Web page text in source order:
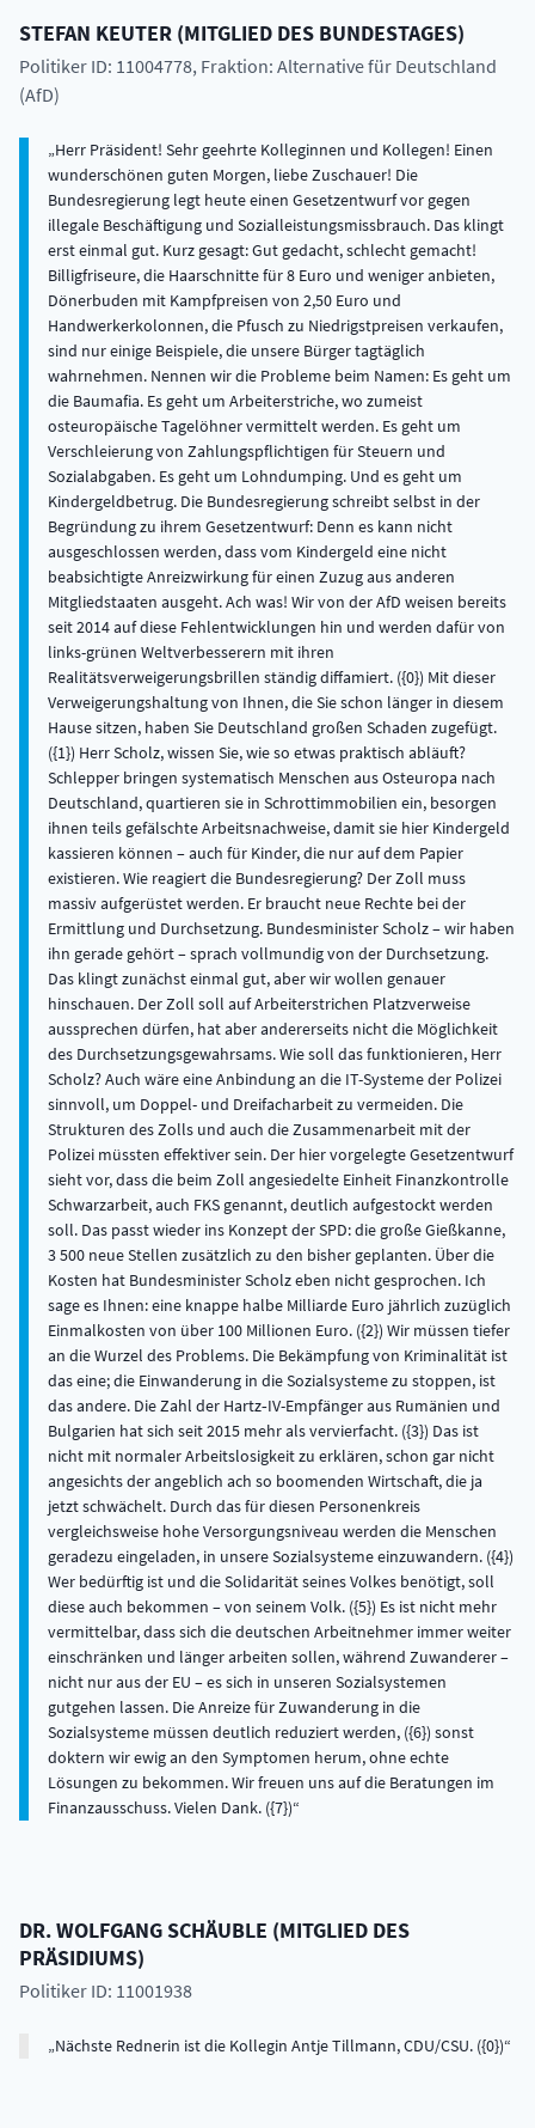
STEFAN KEUTER (MITGLIED DES BUNDESTAGES)
Politiker ID: 11004778, Fraktion: Alternative für Deutschland
(AfD)
Herr Präsident! Sehr geehrte Kolleginnen und Kollegen! Einen
wunderschönen guten Morgen, liebe Zuschauer! Die
Bundesregierung legt heute einen Gesetzentwurf vor gegen
illegale Beschäftigung und Sozialleistungsmissbrauch. Das klingt
erst einmal gut. Kurz gesagt: Gut gedacht, schlecht gemacht!
Billigfriseure, die Haarschnitte für 8 Euro und weniger anbieten,
Dönerbuden mit Kampfpreisen von 2,50 Euro und
Handwerkerkolonnen, die Pfusch zu Niedrigstpreisen verkaufen,
sind nur einige Beispiele, die unsere Bürger tagtäglich
wahrnehmen. Nennen wir die Probleme beim Namen: Es geht um
die Baumafia. Es geht um Arbeiterstriche, wo zumeist
osteuropäische Tagelöhner vermittelt werden. Es geht um
Verschleierung von Zahlungspflichtigen für Steuern und
Sozialabgaben. Es geht um Lohndumping. Und es geht um
Kindergeldbetrug. Die Bundesregierung schreibt selbst in der
Begründung zu ihrem Gesetzentwurf: Denn es kann nicht
ausgeschlossen werden, dass vom Kindergeld eine nicht
beabsichtigte Anreizwirkung für einen Zuzug aus anderen
Mitgliedstaaten ausgeht. Ach was! Wir von der AfD weisen bereits
seit 2014 auf diese Fehlentwicklungen hin und werden dafür von
links-grünen Weltverbesserern mit ihren
Realitätsverweigerungsbrillen ständig diffamiert. ({0}) Mit dieser
Verweigerungshaltung von Ihnen, die Sie schon länger in diesem
Hause sitzen, haben Sie Deutschland großen Schaden zugefügt.
({1}) Herr Scholz, wissen Sie, wie so etwas praktisch abläuft?
Schlepper bringen systematisch Menschen aus Osteuropa nach
Deutschland, quartieren sie in Schrott­immobilien ein, besorgen
ihnen teils gefälschte Arbeitsnachweise, damit sie hier Kindergeld
kassieren können – auch für Kinder, die nur auf dem Papier
existieren. Wie reagiert die Bundesregierung? Der Zoll muss
massiv aufgerüstet werden. Er braucht neue Rechte bei der
Ermittlung und Durchsetzung. Bundesminister Scholz – wir haben
ihn gerade gehört – sprach vollmundig von der Durchsetzung.
Das klingt zunächst einmal gut, aber wir wollen genauer
hinschauen. Der Zoll soll auf Arbeiterstrichen Platzverweise
aussprechen dürfen, hat aber andererseits nicht die Möglichkeit
des Durchsetzungsgewahrsams. Wie soll das funktionieren, Herr
Scholz? Auch wäre eine Anbindung an die IT-Systeme der Polizei
sinnvoll, um Doppel- und Dreifacharbeit zu vermeiden. Die
Strukturen des Zolls und auch die Zusammenarbeit mit der
Polizei müssten effektiver sein. Der hier vorgelegte Gesetzentwurf
sieht vor, dass die beim Zoll angesiedelte Einheit Finanzkontrolle
Schwarzarbeit, auch FKS genannt, deutlich aufgestockt werden
soll. Das passt wieder ins Konzept der SPD: die große Gießkanne,
3 500 neue Stellen zusätzlich zu den bisher geplanten. Über die
Kosten hat Bundesminister Scholz eben nicht gesprochen. Ich
sage es Ihnen: eine knappe halbe Milliarde Euro jährlich zuzüglich
Einmalkosten von über 100 Millionen Euro. ({2}) Wir müssen tiefer
an die Wurzel des Problems. Die Bekämpfung von Kriminalität ist
das eine; die Einwanderung in die Sozialsysteme zu stoppen, ist
das andere. Die Zahl der Hartz‑IV-Empfänger aus Rumänien und
Bulgarien hat sich seit 2015 mehr als vervierfacht. ({3}) Das ist
nicht mit normaler Arbeitslosigkeit zu erklären, schon gar nicht
angesichts der angeblich ach so boomenden Wirtschaft, die ja
jetzt schwächelt. Durch das für diesen Personenkreis
vergleichsweise hohe Versorgungsniveau werden die Menschen
geradezu eingeladen, in unsere Sozialsysteme einzuwandern. ({4})
Wer bedürftig ist und die Solidarität seines Volkes benötigt, soll
diese auch bekommen – von seinem Volk. ({5}) Es ist nicht mehr
vermittelbar, dass sich die deutschen Arbeitnehmer immer weiter
einschränken und länger arbeiten sollen, während Zuwanderer –
nicht nur aus der EU – es sich in unseren Sozialsystemen
gutgehen lassen. Die Anreize für Zuwanderung in die
Sozialsysteme müssen deutlich reduziert werden, ({6}) sonst
doktern wir ewig an den Symptomen herum, ohne echte
Lösungen zu bekommen. Wir freuen uns auf die Beratungen im
Finanzausschuss. Vielen Dank. ({7})
DR.WOLFGANGSCHÄUBLE (MITGLIED DES
PRÄSIDIUMS)
Politiker ID: 11001938
Nächste Rednerin ist die Kollegin Antje Tillmann, CDU/CSU. ({0})